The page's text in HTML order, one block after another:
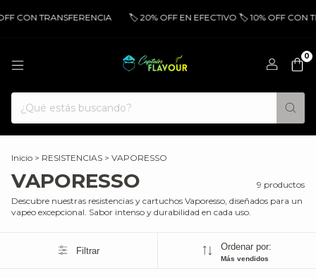
CON TRANSFERENCIA 🏷️ 20% OFF EN EFECTIVO 🏷️ 10% OFF CON
0
Inicio > RESISTENCIAS > VAPORESSO
VAPORESSO
9 productos
Descubre nuestras resistencias y cartuchos Vaporesso, diseñados para un
vapeo excepcional. Sabor intenso y durabilidad en cada uso.
Filtrar Ordenar por:
Más vendidos